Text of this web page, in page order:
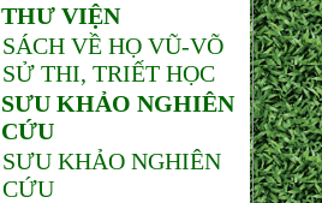
THƯ VIỆN
SÁCH VỀ HỌ VŨ-VÕ
SỬ THI, TRIẾT HỌC
SƯU KHẢO NGHIÊN
CỨU
SƯU KHẢO NGHIÊN
CỨU